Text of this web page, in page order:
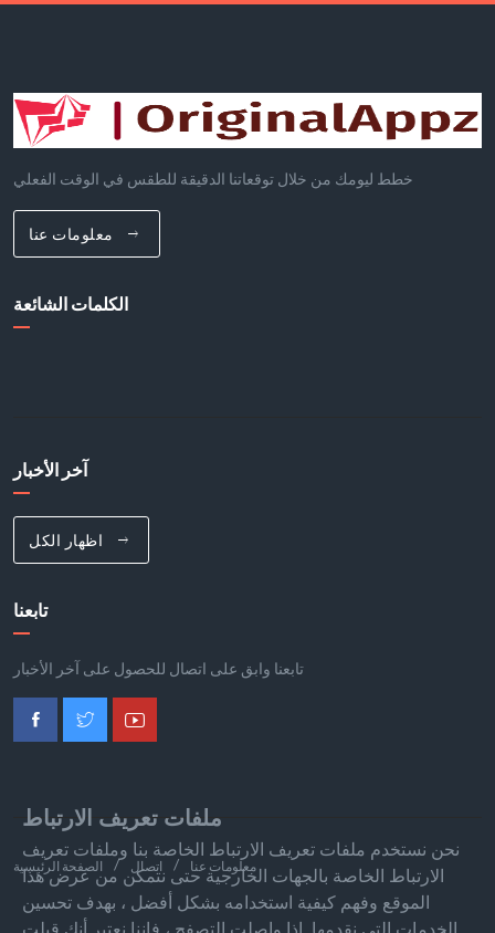
خطط ليومك من خلال توقعاتنا الدقيقة للطقس في الوقت الفعلي
الكلمات الشائعة
آخر الأخبار
تابعنا
تابعنا وابق على اتصال للحصول على آخر الأخبار
الصفحة الرئيسية اتصال معلومات عنا
ملفات تعريف الارتباط
نحن نستخدم ملفات تعريف الارتباط الخاصة بنا وملفات تعريف
الارتباط الخاصة بالجهات الخارجية حتى نتمكن من عرض هذا
الموقع وفهم كيفية استخدامه بشكل أفضل ، بهدف تحسين
الخدمات التي نقدمها. إذا واصلت التصفح ، فإننا نعتبر أنك قبلت